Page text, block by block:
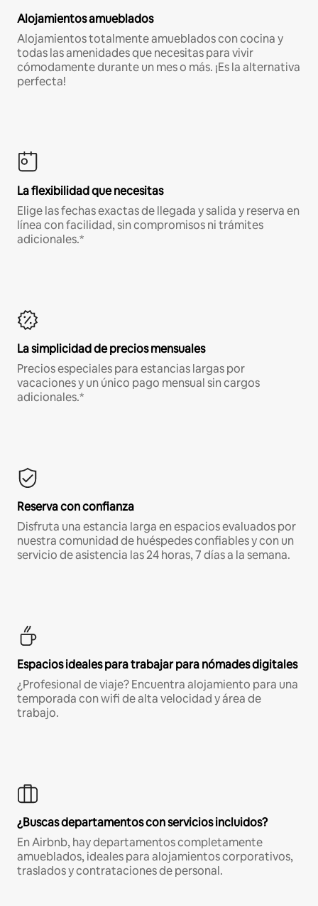
Alojamientos amueblados
Alojamientos totalmente amueblados con cocina y
todas las amenidades que necesitas para vivir
cómodamente durante un mes o más. ¡Es la alternativa
perfecta!
La flexibilidad que necesitas
Elige las fechas exactas de llegada y salida y reserva en
línea con facilidad, sin compromisos ni trámites
adicionales.*
La simplicidad de precios mensuales
Precios especiales para estancias largas por
vacaciones y un único pago mensual sin cargos
adicionales.*
Reserva con confianza
Disfruta una estancia larga en espacios evaluados por
nuestra comunidad de huéspedes confiables y con un
servicio de asistencia las 24 horas, 7 días a la semana.
Espacios ideales para trabajar para nómades digitales
¿Profesional de viaje? Encuentra alojamiento para una
temporada con wifi de alta velocidad y área de
trabajo.
¿Buscas departamentos con servicios incluidos?
En Airbnb, hay departamentos completamente
amueblados, ideales para alojamientos corporativos,
traslados y contrataciones de personal.